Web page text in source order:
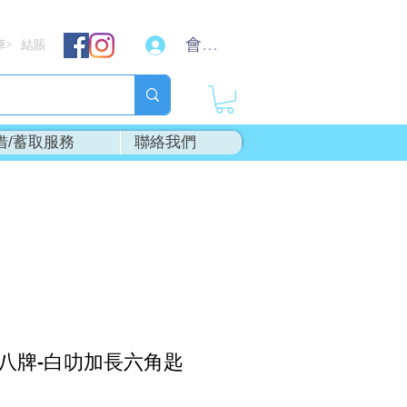
結賬 會員登入
/蓄取服務 聯絡我們
牌-白叻加長六角匙